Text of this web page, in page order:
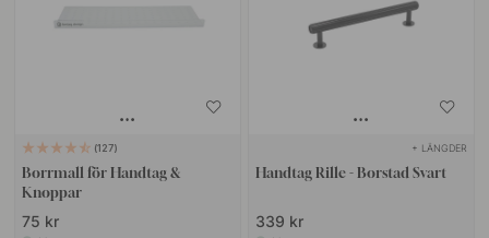
127
Borrmall för Handtag &
Knoppar
75 kr
+ LÄNGDER
Handtag Rille - Borstad Svart
339 kr